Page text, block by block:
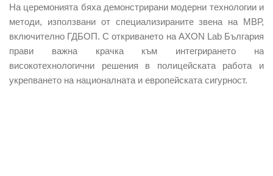
На церемонията бяха демонстрирани модерни технологии и
методи, използвани от специализираните звена на МВР,
включително ГДБОП. С откриването на AXON Lab България
прави важна крачка към интегрирането на
високотехнологични решения в полицейската работа и
укрепването на националната и европейската сигурност.